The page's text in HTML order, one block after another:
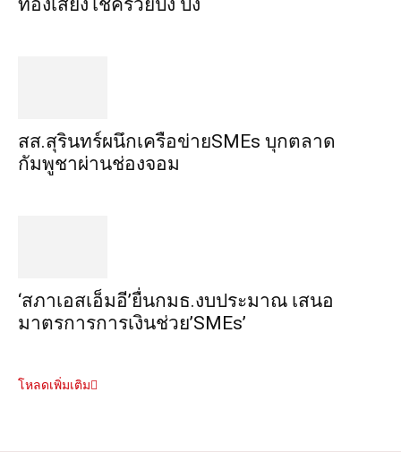
ทอง​เสี่ยงโชค​รวยปัง​ ปัง​
สส.สุรินทร์ผนึกเครือข่ายSMEs บุกตลาด
กัมพูชาผ่านช่องจอม
‘สภาเอสเอ็มอี’ยื่นกมธ.งบประมาณ เสนอ
มาตรการการเงินช่วย’SMEs’
โหลดเพิ่มเติม